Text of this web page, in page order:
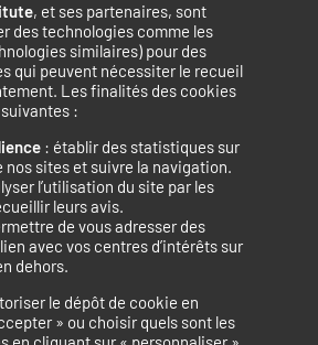
, et ses partenaires, sont
des technologies comme les
similaires) pour des
qui peuvent nécessiter le recueil
Les finalités des cookies
:
: établir des statistiques sur
nos sites et suivre la navigation.
l’utilisation du site par les
leurs avis.
de vous adresser des
avec vos centres d’intérêts sur
dehors.
le dépôt de cookie en
» ou choisir quels sont les
numériques.
été délivrée au titre de la catégorie